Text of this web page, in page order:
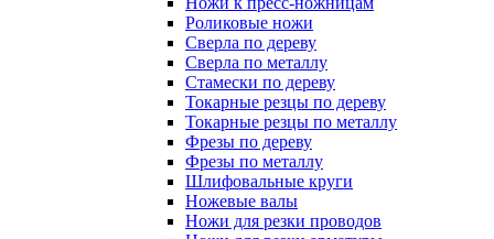
Роликовые ножи
Сверла по дереву
Сверла по металлу
Стамески по дереву
Токарные резцы по дереву
Токарные резцы по металлу
Фрезы по дереву
Фрезы по металлу
Шлифовальные круги
Ножевые валы
Ножи для резки проводов